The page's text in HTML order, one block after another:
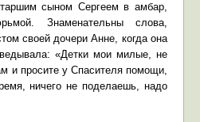
сыном Сергеем в амбар,
Знаменательны слова,
своей дочери Анне, когда она
«Детки мои милые, не
и просите у Спасителя помощи,
ничего не поделаешь, надо